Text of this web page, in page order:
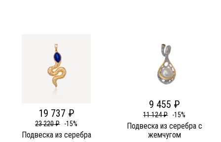
19 737 ₽
23 220 ₽ -15%
Подвеска из серебра
9 455 ₽
11 124 ₽ -15%
Подвеска из серебра c
жемчугом